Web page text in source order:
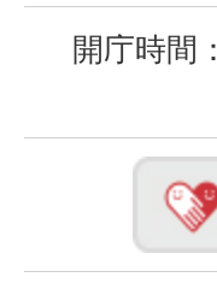
開庁時間：